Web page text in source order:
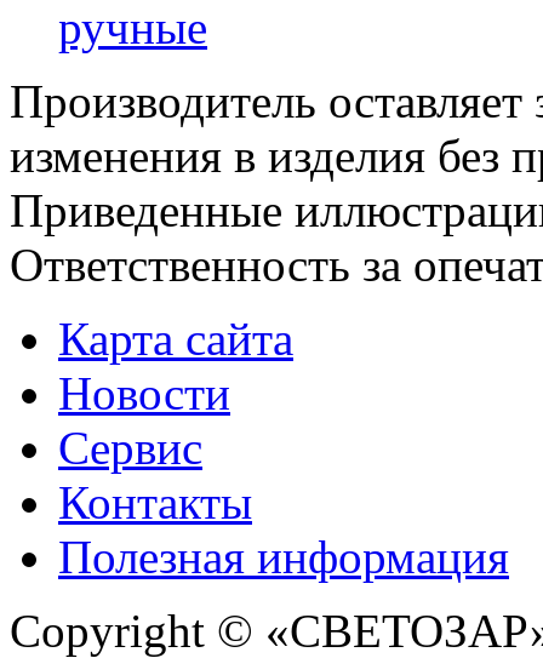
ручные
Производитель
изменения в изделия без
Приведенные
Ответственность за
Карта сайта
Новости
Сервис
Контакты
Полезная информация
Copyright ©